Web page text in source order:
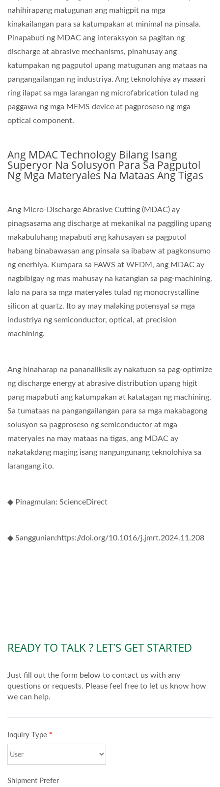
nahihirapang matugunan ang mahigpit na mga
kinakailangan para sa katumpakan at minimal na pinsala.
Pinapabuti ng MDAC ang interaksyon sa pagitan ng
discharge at abrasive mechanisms, pinahusay ang
katumpakan ng pagputol upang matugunan ang mataas na
pangangailangan ng industriya. Ang teknolohiya ay maaari
ring ilapat sa mga larangan ng microfabrication tulad ng
paggawa ng mga MEMS device at pagproseso ng mga
optical component.
Ang MDAC Technology Bilang Isang
Superyor Na Solusyon Para Sa Pagputol
Ng Mga Materyales Na Mataas Ang Tigas
Ang Micro-Discharge Abrasive Cutting (MDAC) ay
pinagsasama ang discharge at mekanikal na paggiling upang
makabuluhang mapabuti ang kahusayan sa pagputol
habang binabawasan ang pinsala sa ibabaw at pagkonsumo
ng enerhiya. Kumpara sa FAWS at WEDM, ang MDAC ay
nagbibigay ng mas mahusay na katangian sa pag-machining,
lalo na para sa mga materyales tulad ng monocrystalline
silicon at quartz. Ito ay may malaking potensyal sa mga
industriya ng semiconductor, optical, at precision
machining.
Ang hinaharap na pananaliksik ay nakatuon sa pag-optimize
ng discharge energy at abrasive distribution upang higit
pang mapabuti ang katumpakan at katatagan ng machining.
Sa tumataas na pangangailangan para sa mga makabagong
solusyon sa pagproseso ng semiconductor at mga
materyales na may mataas na tigas, ang MDAC ay
nakatakdang maging isang nangungunang teknolohiya sa
larangang ito.
◆ Pinagmulan: ScienceDirect
◆ Sanggunian:https://doi.org/10.1016/j.jmrt.2024.11.208